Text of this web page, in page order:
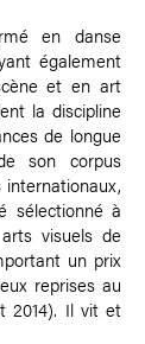
en danse
également
et en art
la discipline
de longue
son corpus
sélectionné à
visuels de
un prix
reprises au
2014). Il vit et